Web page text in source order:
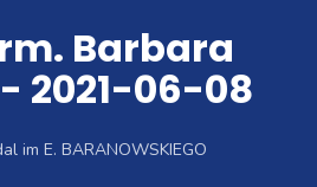
Barbara
2021-06-08
im E. BARANOWSKIEGO